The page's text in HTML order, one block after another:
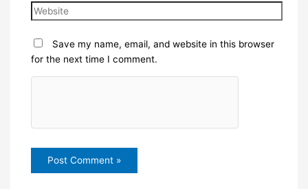
Save my name, email, and website in this browser
for the next time I comment.